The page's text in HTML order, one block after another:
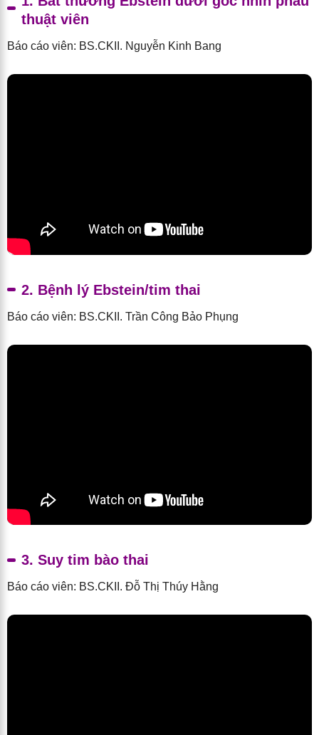
thuật viên
Báo cáo viên: BS.CKII. Nguyễn Kinh Bang
2. Bệnh lý Ebstein/tim thai
Báo cáo viên: BS.CKII. Trần Công Bảo Phụng
3. Suy tim bào thai
Báo cáo viên: BS.CKII. Đỗ Thị Thúy Hằng